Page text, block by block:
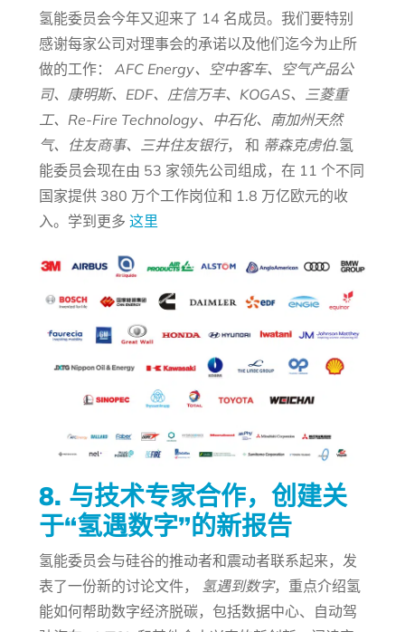
氢能委员会今年又迎来了 14 名成员。我们要特别
感谢每家公司对理事会的承诺以及他们迄今为止所
做的工作： AFC Energy、空中客车、空气产品公
司、康明斯、EDF、庄信万丰、KOGAS、三菱重
工、Re-Fire Technology、中石化、南加州天然
气、住友商事、三井住友银行， 和 蒂森克虏伯.氢
能委员会现在由 53 家领先公司组成，在 11 个不同
国家提供 380 万个工作岗位和 1.8 万亿欧元的收
入。学到更多 这里
8. 与技术专家合作，创建关
于“氢遇数字”的新报告
氢能委员会与硅谷的推动者和震动者联系起来，发
表了一份新的讨论文件，
氢遇到数字，重点介绍氢
能如何帮助数字经济脱碳，包括数据中心、自动驾